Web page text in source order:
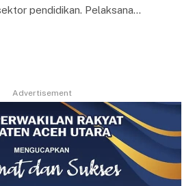
pendidikan. Pelaksana…
Advertisement